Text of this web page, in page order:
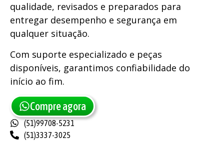
qualidade, revisados e preparados para
entregar desempenho e segurança em
qualquer situação.
Com suporte especializado e peças
disponíveis, garantimos confiabilidade do
início ao fim.
Compre agora
(51)99708-5231
(51)3337-3025